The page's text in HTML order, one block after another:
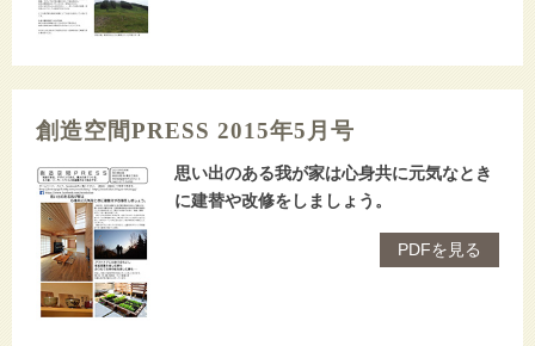
創造空間PRESS 2015年5月号
思い出のある我が家は心身共に元気なとき
に建替や改修をしましょう。
PDFを見る